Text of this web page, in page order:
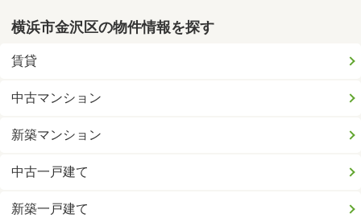
横浜市金沢区の物件情報を探す
賃貸
中古マンション
新築マンション
中古一戸建て
新築一戸建て